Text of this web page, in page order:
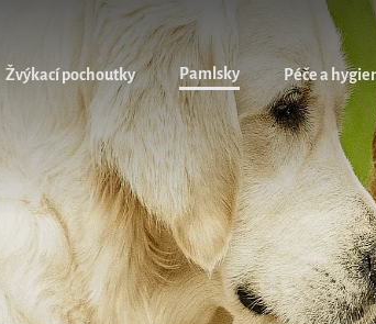
Žvýkací pochoutky Pamlsky Péče a